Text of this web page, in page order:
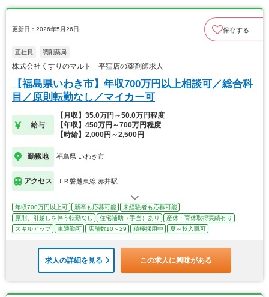
更新日：2026年5月26日 保存する
正社員 調剤薬局
株式会社くすりのマルト 平窪店の薬剤師求人
【福島県いわき市】年収700万円以上相談可／総合科
目／原則転勤なし／マイカー可
給与
【月収】35.0万円～50.0万円程度
【年収】450万円～700万円程度
【時給】2,000円～2,500円
勤務地 福島県 いわき市
アクセス ＪＲ磐越東線 赤井駅
年収700万円以上可 新卒も応募可能
未経験者も応募可能
原則、引越しを伴う転勤なし
住宅補助（手当）あり
産休・育休取得実績有り
スキルアップ
車通勤可 店舗数10～29 積極採用中 夏～秋入職可
求人の詳細を見る この求人に興味がある